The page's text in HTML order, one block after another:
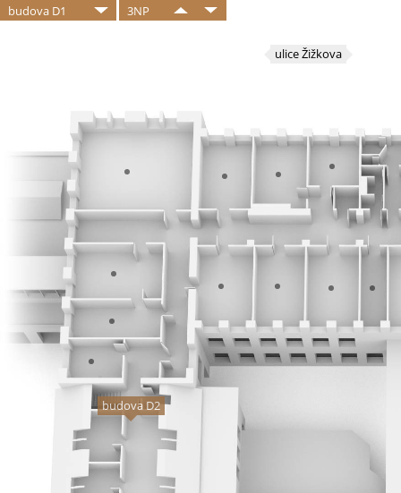
budova D1 3NP
budova D2
ulice Žižkova